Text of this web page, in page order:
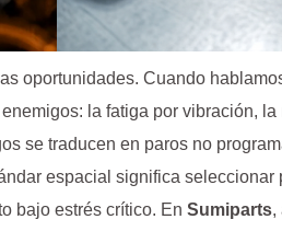
oportunidades. Cuando
la fatiga por vibración,
se traducen en paros no
espacial significa seleccionar
bajo estrés crítico. En Sumiparts,